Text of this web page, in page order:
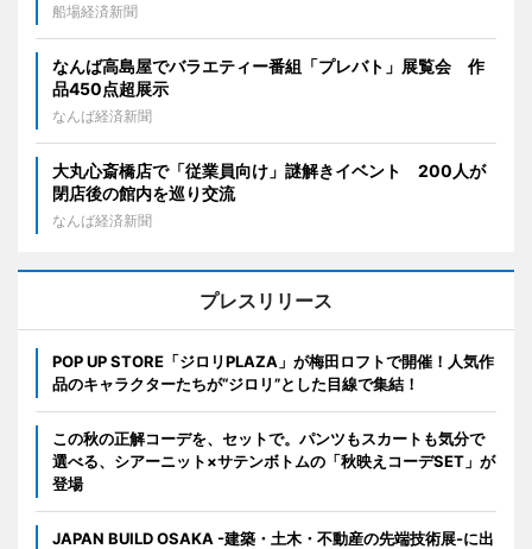
船場経済新聞
なんば高島屋でバラエティー番組「プレバト」展覧会 作
品450点超展示
なんば経済新聞
大丸心斎橋店で「従業員向け」謎解きイベント 200人が
閉店後の館内を巡り交流
なんば経済新聞
プレスリリース
POP UP STORE「ジロリPLAZA」が梅田ロフトで開催！人気作
品のキャラクターたちが“ジロリ”とした目線で集結！
この秋の正解コーデを、セットで。パンツもスカートも気分で
選べる、シアーニット×サテンボトムの「秋映えコーデSET」が
登場
JAPAN BUILD OSAKA -建築・土木・不動産の先端技術展-に出